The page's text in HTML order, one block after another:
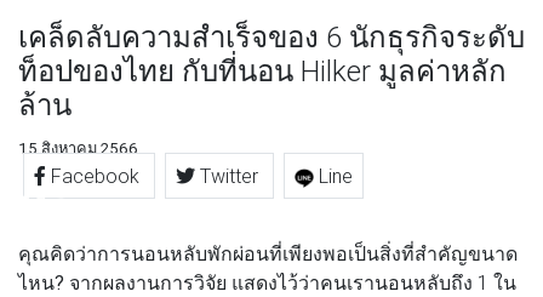
เคล็ดลับความสำเร็จของ 6 นักธุรกิจระดับ
ท็อปของไทย กับที่นอน Hilker มูลค่าหลัก
ล้าน
15 สิงหาคม 2566
Facebook Twitter Line
คุณคิดว่าการนอนหลับพักผ่อนที่เพียงพอเป็นสิ่งที่สำคัญขนาด
ไหน? จากผลงานการวิจัย แสดงไว้ว่าคนเรานอนหลับถึง 1 ใน